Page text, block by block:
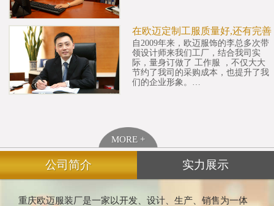
在欧迈定制工服质量好,还有完善
自2009年来，欧迈服饰的李总多次带
领设计师来我们工厂，结合我司实
际，量身订做了 工作服 ，不仅大大
节约了我司的采购成本，也提升了我
们的企业形象。…
MORE +
公司简介 实力展示
重庆欧迈服装厂是一家以开发、设计、生产、销售为一体